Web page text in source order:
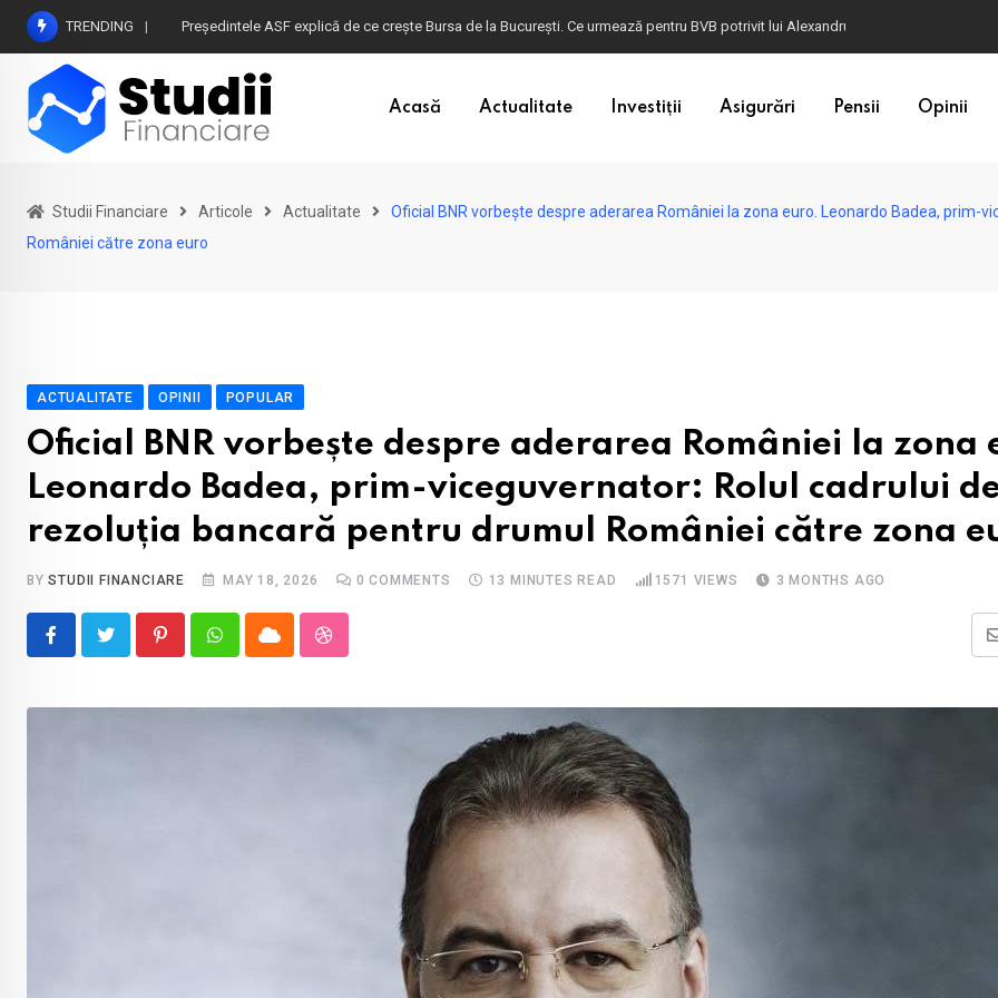
Skip
content
TRENDING Președintele ASF explică de ce crește Bursa de la București. Ce urmează pentru BVB potrivit lui Alexandru Petrescu
Acasă Actualitate Investiții Asigurări Pensii Opinii
Studii Financiare Articole Actualitate
Oficial BNR vorbește despre aderarea României la zona euro. Leonardo Badea, prim-
României către zona euro
ACTUALITATE OPINII POPULAR
Oficial BNR vorbește despre aderarea României la zona
Leonardo Badea, prim-viceguvernator: Rolul cadrului
rezoluția bancară pentru drumul României către zona
BYSTUDII FINANCIARE MAY 18, 2026 0 COMMENTS 13 MINUTES READ 1571 VIEWS 3 MONTHS AGO
PinterestWhatsappCloud StumbleUpon